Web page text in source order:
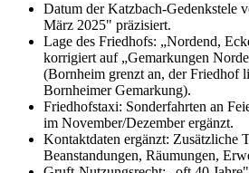
Datum der Katzbach-Gedenkstele
März 2025" präzisiert.
Lage des Friedhofs: „Nordend,
korrigiert auf „Gemarkungen
(Bornheim grenzt an, der Friedhof
Bornheimer Gemarkung).
Friedhofstaxi: Sonderfahrten an
im November/Dezember ergänzt.
Kontaktdaten ergänzt: Zusätzliche
Beanstandungen, Räumungen,